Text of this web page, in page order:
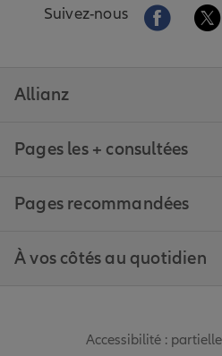
Suivez-nous Aller sur
Allianz
Pages les + consultées
Pages recommandées
À vos côtés au quotidien
Accessibilité :